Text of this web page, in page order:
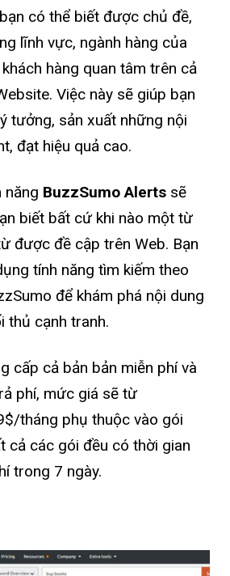
có thể biết được chủ đề,
lĩnh vực, ngành hàng của
hàng quan tâm trên cả
Việc này sẽ giúp bạn
tưởng, sản xuất những nội
đạt hiệu quả cao.
năng BuzzSumo Alerts sẽ
biết bất cứ khi nào một từ
được đề cập trên Web. Bạn
tính năng tìm kiếm theo
để khám phá nội dung
thủ cạnh tranh.
cấp cả bản bản miễn phí và
phí, mức giá sẽ từ
tháng phụ thuộc vào gói
cả các gói đều có thời gian
trong 7 ngày.